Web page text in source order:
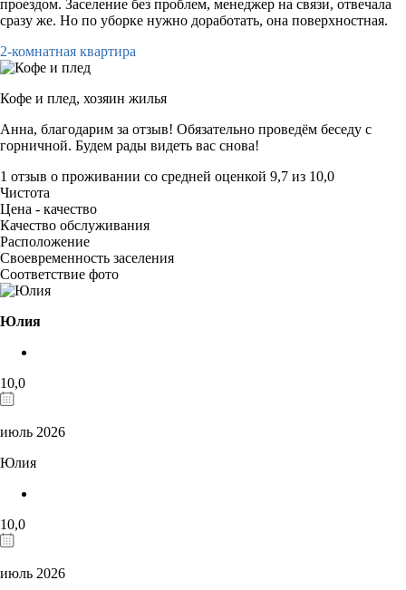
проездом. Заселение без проблем, менеджер на связи, отвечала
сразу же. Но по уборке нужно доработать, она поверхностная.
2-комнатная квартира
Кофе и плед, хозяин жилья
Анна, благодарим за отзыв! Обязательно проведём беседу с
горничной. Будем рады видеть вас снова!
1 отзыв о проживании со средней оценкой 9,7 из 10,0
Чистота
Цена - качество
Качество обслуживания
Расположение
Своевременность заселения
Соответствие фото
Юлия
10,0
июль 2026
Юлия
10,0
июль 2026